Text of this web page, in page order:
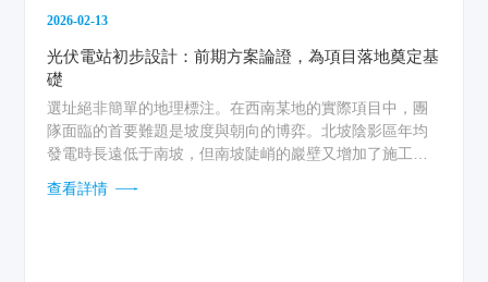
2026-02-13
光伏電站初步設計：前期方案論證，為項目落地奠定基
礎
選址絕非簡單的地理標注。在西南某地的實際項目中，團
隊面臨的首要難題是坡度與朝向的博弈。北坡陰影區年均
發電時長遠低于南坡，但南坡陡峭的巖壁又增加了施工難
度與水土流失風險。最終通過無人機載激光雷達掃描，生
成高精度三維數字地表模型，將光伏陣列精確布置在25度
查看詳情